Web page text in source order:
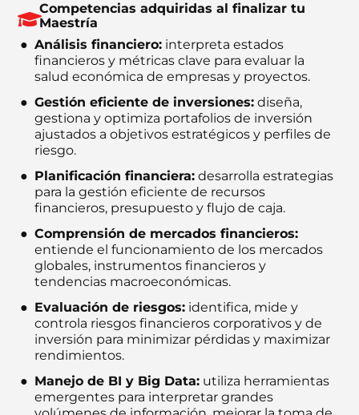
Competencias adquiridas al finalizar tu
Maestría
Análisis financiero: interpreta estados
financieros y métricas clave para evaluar la
salud económica de empresas y proyectos.
Gestión eficiente de inversiones: diseña,
gestiona y optimiza portafolios de inversión
ajustados a objetivos estratégicos y perfiles de
riesgo.
Planificación financiera: desarrolla estrategias
para la gestión eficiente de recursos
financieros, presupuesto y flujo de caja.
Comprensión de mercados financieros:
entiende el funcionamiento de los mercados
globales, instrumentos financieros y
tendencias macroeconómicas.
Evaluación de riesgos: identifica, mide y
controla riesgos financieros corporativos y de
inversión para minimizar pérdidas y maximizar
rendimientos.
Manejo de BI y Big Data: utiliza herramientas
emergentes para interpretar grandes